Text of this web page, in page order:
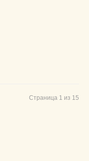
Страница 1 из 15